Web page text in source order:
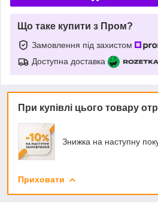
Що таке купити з Пром?
Замовлення під захистом
Доступна доставка
При купівлі цього товару
Знижка на наступну
Приховати